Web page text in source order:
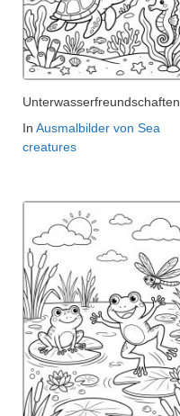
Unterwasserfreundschaften
In Ausmalbilder von Sea
creatures